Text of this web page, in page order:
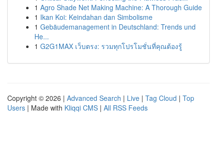
1 Agro Shade Net Making Machine: A Thorough Guide
1 Ikan Koi: Keindahan dan Simbolisme
1 Gebäudemanagement in Deutschland: Trends und
He...
1 G2G1MAX เว็บตรง: รวมทุกโปรโมชั่นที่คุณต้องรู้
Copyright © 2026 | Advanced Search | Live | Tag Cloud | Top
Users | Made with Kliqqi CMS | All RSS Feeds